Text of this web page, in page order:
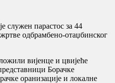
служен парастос за 44
одбрамбено-отаџбинског
вијенце и цвијеће
Борачке
оранизације и локалне